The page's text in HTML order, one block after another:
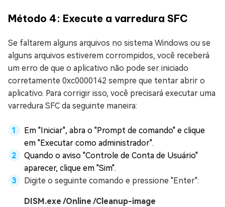
Método 4: Execute a varredura SFC
Se faltarem alguns arquivos no sistema Windows ou se
alguns arquivos estiverem corrompidos, você receberá
um erro de que o aplicativo não pode ser iniciado
corretamente 0xc0000142 sempre que tentar abrir o
aplicativo. Para corrigir isso, você precisará executar uma
varredura SFC da seguinte maneira:
Em "Iniciar", abra o "Prompt de comando" e clique
em "Executar como administrador".
Quando o aviso "Controle de Conta de Usuário"
aparecer, clique em "Sim".
Digite o seguinte comando e pressione "Enter":
DISM.exe /Online /Cleanup-image